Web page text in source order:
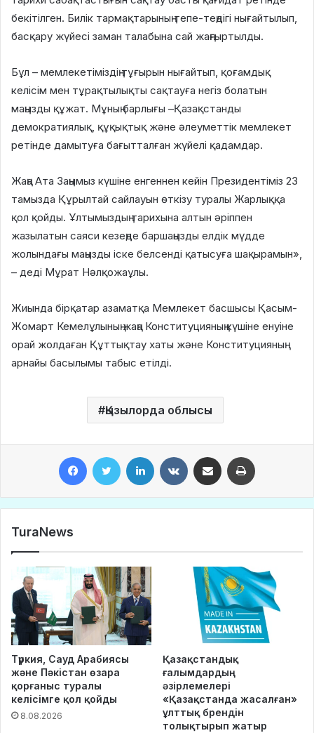
бекітілген. Билік тармақтарының тепе-теңдігі нығайтылып,
басқару жүйесі заман талабына сай жаңғыртылды.
Бұл – мемлекетіміздің тұғырын нығайтып, қоғамдық
келісім мен тұрақтылықты сақтауға негіз болатын
маңызды құжат. Мұның барлығы –Қазақстанды
демократиялық, құқықтық және әлеуметтік мемлекет
ретінде дамытуға бағытталған жүйелі қадамдар.
Жаңа Ата Заңымыз күшіне енгеннен кейін Президентіміз 23
тамызда Құрылтай сайлауын өткізу туралы Жарлыққа
қол қойды. Ұлтымыздың тарихына алтын әріппен
жазылатын саяси кезеңде баршаңызды елдік мүдде
жолындағы маңызды іске белсенді қатысуға шақырамын»,
– деді Мұрат Нәлқожаұлы.
Жиында бірқатар азаматқа Мемлекет басшысы Қасым-
Жомарт Кемелұлының жаңа Конституцияның күшіне енуіне
орай жолдаған Құттықтау хаты және Конституцияның
арнайы басылымы табыс етілді.
Қызылорда облысы
TuraNews
Түркия, Сауд Арабиясы
және Пәкістан өзара
қорғаныс туралы
келісімге қол қойды
8.08.2026
Қазақстандық
ғалымдардың
әзірлемелері
«Қазақстанда жасалған»
ұлттық брендін
толықтырып жатыр